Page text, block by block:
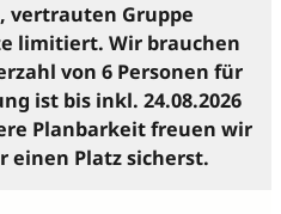
vertrauten Gruppe
limitiert. Wir brauchen
von 6 Personen für
ist bis inkl. 24.08.2026
Planbarkeit freuen wir
einen Platz sicherst.